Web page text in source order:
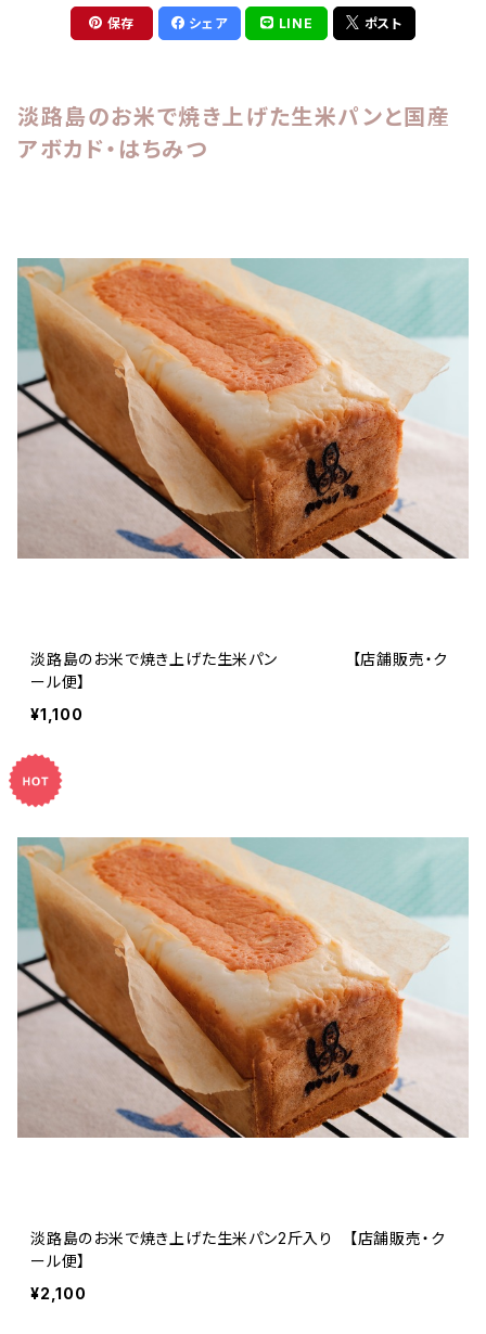
保存 シェア LINE ポスト
淡路島のお米で焼き上げた生米パンと国産
アボカド・はちみつ
淡路島のお米で焼き上げた生米パン 【店舗販売・ク
ール便】
¥1,100
淡路島のお米で焼き上げた生米パン2斤入り 【店舗販売・ク
ール便】
¥2,100